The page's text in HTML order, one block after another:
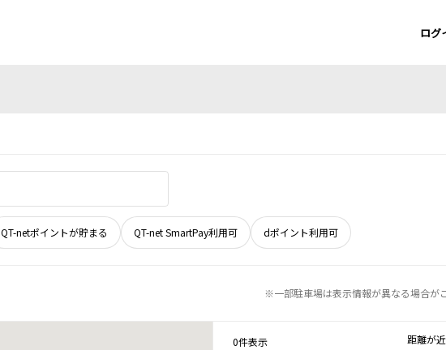
ログ
QT-netポイントが貯まる QT-net SmartPay利用可 dポイント利用可
※一部駐車場は表示情報が異なる場合が
0件表示 距離が